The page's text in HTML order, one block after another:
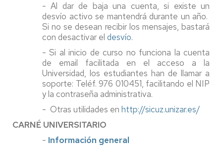
- Al dar de baja una cuenta, si existe un
desvío activo se mantendrá durante un año.
Si no se desean recibir los mensajes, bastará
con desactivar el desvío.
- Si al inicio de curso no funciona la cuenta
de email facilitada en el acceso a la
Universidad, los estudiantes han de llamar a
soporte: Teléf. 976 010451, facilitando el NIP
y la contraseña administrativa.
- Otras utilidades en http://sicuz.unizar.es/
CARNÉ UNIVERSITARIO
- Información general